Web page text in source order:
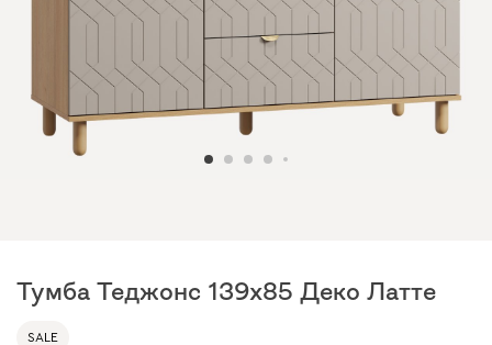
Тумба Теджонс 139x85 Деко Латте
SALE